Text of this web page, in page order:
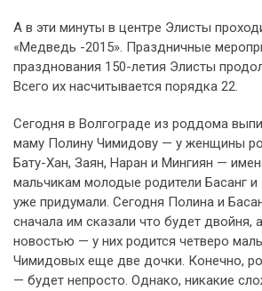
А в эти минуты в центре Элисты
«Медведь -2015». Праздничные
празднования 150-летия Элисты
Всего их насчитывается порядка 22.
Сегодня в Волгограде из роддома
маму Полину Чимидову — у женщины
Бату-Хан, Заян, Наран и Мингиян —
мальчикам молодые родители Басанг
уже придумали. Сегодня Полина и
сначала им сказали что будет двойня,
новостью — у них родится четверо
Чимидовых еще две дочки. Конечно,
— будет непросто. Однако, никакие